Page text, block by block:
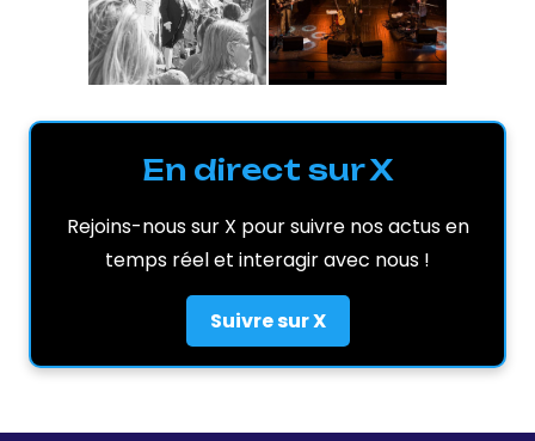
En direct sur X
Rejoins-nous sur X pour suivre nos actus en
temps réel et interagir avec nous !
Suivre sur X